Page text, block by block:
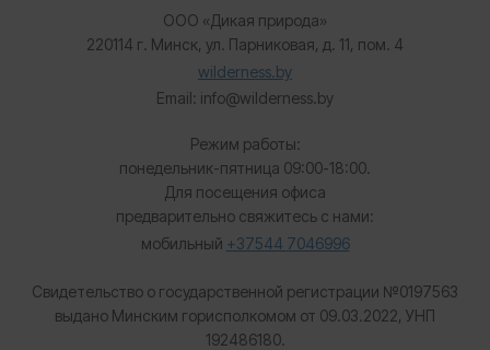
ООО «Дикая природа»
220114 г. Минск, ул. Парниковая, д. 11, пом. 4
wilderness.by
Email: info@wilderness.by
Режим работы:
понедельник-пятница 09:00-18:00.
Для посещения офиса
предварительно свяжитесь с нами:
мобильный +37544 7046996
Свидетельство о государственной регистрации №0197563
выдано Минским горисполкомом от 09.03.2022, УНП
192486180.